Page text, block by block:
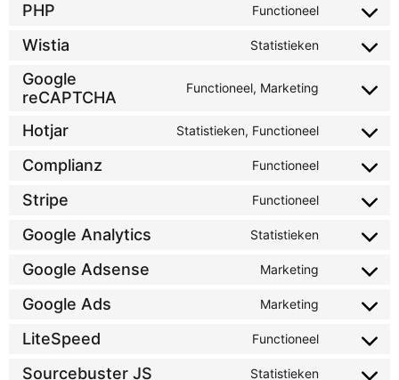
PHP Functioneel
Wistia Statistieken
Google
reCAPTCHA
Functioneel, Marketing
Hotjar Statistieken, Functioneel
Complianz Functioneel
Stripe Functioneel
Google Analytics Statistieken
Google Adsense Marketing
Google Ads Marketing
LiteSpeed Functioneel
Sourcebuster JS Statistieken